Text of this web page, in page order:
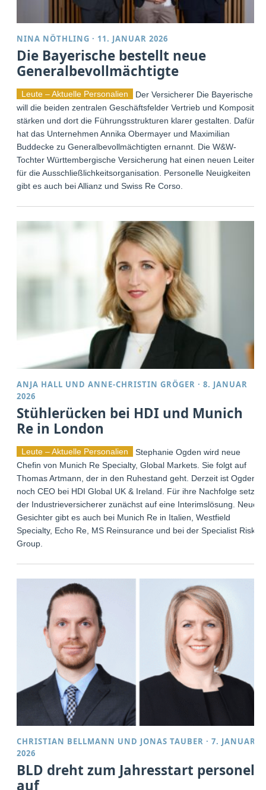
NINA NÖTHLING · 11. JANUAR 2026
Die Bayerische bestellt neue
Generalbevollmächtigte
Leute – Aktuelle Personalien
Der Versicherer Die Bayerische
will die beiden zentralen Geschäftsfelder Vertrieb und Komposit
stärken und dort die Führungsstrukturen klarer gestalten. Dafür
hat das Unternehmen Annika Obermayer und Maximilian
Buddecke zu Generalbevollmächtigten ernannt. Die W&W-
Tochter Württembergische Versicherung hat einen neuen Leiter
für die Ausschließlichkeitsorganisation. Personelle Neuigkeiten
gibt es auch bei Allianz und Swiss Re Corso.
ANJA HALL UNDANNE-CHRISTIN GRÖGER ·8. JANUAR
2026
Stühlerücken bei HDI und Munich
Re in London
Leute – Aktuelle Personalien
Stephanie Ogden wird neue
Chefin von Munich Re Specialty, Global Markets. Sie folgt auf
Thomas Artmann, der in den Ruhestand geht. Derzeit ist Ogden
noch CEO bei HDI Global UK & Ireland. Für ihre Nachfolge setzt
der Industrieversicherer zunächst auf eine Interimslösung. Neue
Gesichter gibt es auch bei Munich Re in Italien, Westfield
Specialty, Echo Re, MS Reinsurance und bei der Specialist Risk
Group.
CHRISTIAN BELLMANN UND JONAS TAUBER ·7. JANUAR
2026
BLD dreht zum Jahresstart personell
auf